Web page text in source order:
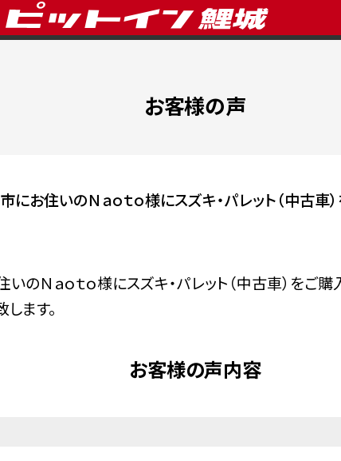
お客様の声
にお住いのＮａｏｔｏ様にスズキ・パレット（中古車
のＮａｏｔｏ様にスズキ・パレット（中古車）をご
ます。
お客様の声内容